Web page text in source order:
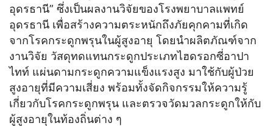
อุดรธานี” ซึ่งเป็นผลงานวิจัยของโรงพยาบาลแพทย์
อุดรธานี เพื่อสร้างความตระหนักถึงภัยคุกคามที่เกิด
จากโรคกระดูกพรุนในผู้สูงอายุ โดยนำผลิตภัณฑ์จาก
งานวิจัย วัสดุทดแทนกระดูกประเภทไฮดรอกซี่อาปา
ไทท์ แผ่นดามกระดูกความแข็งแรงสูง มาใช้กับผู้ป่วย
สูงอายุที่มีความเสี่ยง พร้อมทั้งจัดกิจกรรมให้ความรู้
เกี่ยวกับโรคกระดูกพรุน และตรวจวัดมวลกระดูกให้กับ
ผู้สูงอายุในท้องถิ่นต่าง ๆ